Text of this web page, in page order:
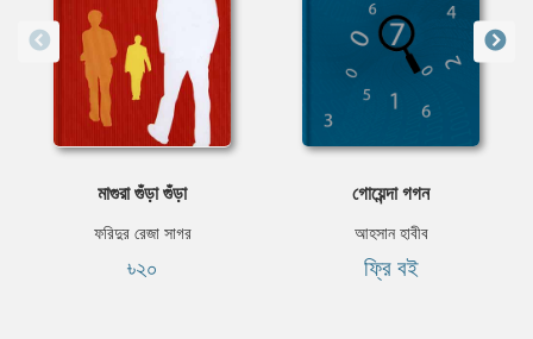
মাগুরা গুঁড়া গুঁড়া
ফরিদুর রেজা সাগর
৳২০
গোয়েন্দা গগন
আহসান হাবীব
ফ্রি বই